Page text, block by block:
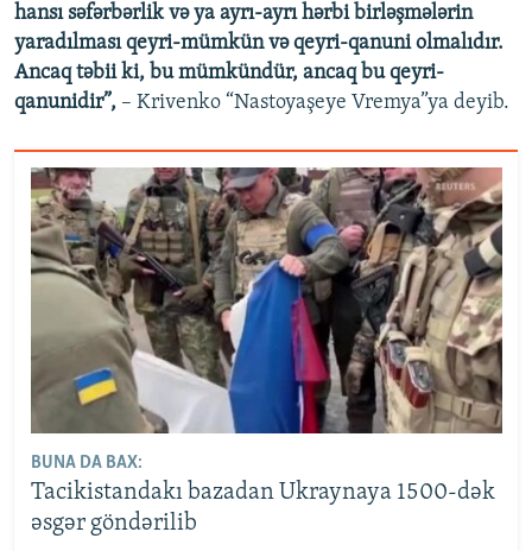
hansı səfərbərlik və ya ayrı-ayrı hərbi birləşmələrin
yaradılması qeyri-mümkün və qeyri-qanuni olmalıdır.
Ancaq təbii ki, bu mümkündür, ancaq bu qeyri-
qanunidir”, – Krivenko “Nastoyaşeye Vremya”ya deyib.
BUNA DA BAX:
Tacikistandakı bazadan Ukraynaya 1500-dək
əsgər göndərilib